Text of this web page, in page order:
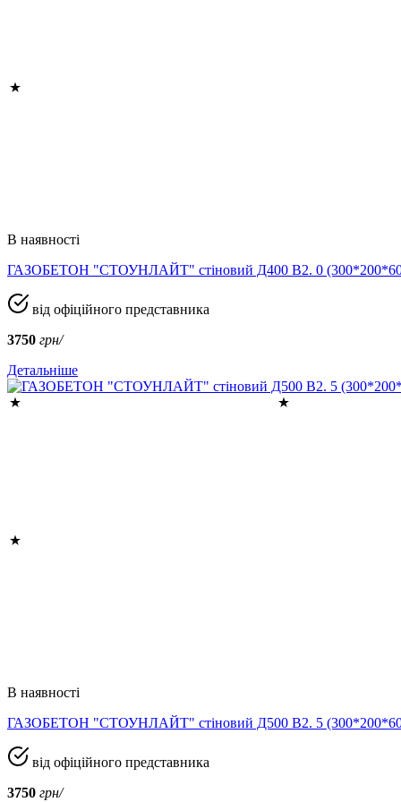
В наявності
ГАЗОБЕТОН "СТОУНЛАЙТ" стіновий Д400 В2. 0
від офіційного представника
3750 грн/
Детальніше
В наявності
ГАЗОБЕТОН "СТОУНЛАЙТ" стіновий Д500 В2. 5
від офіційного представника
3750 грн/